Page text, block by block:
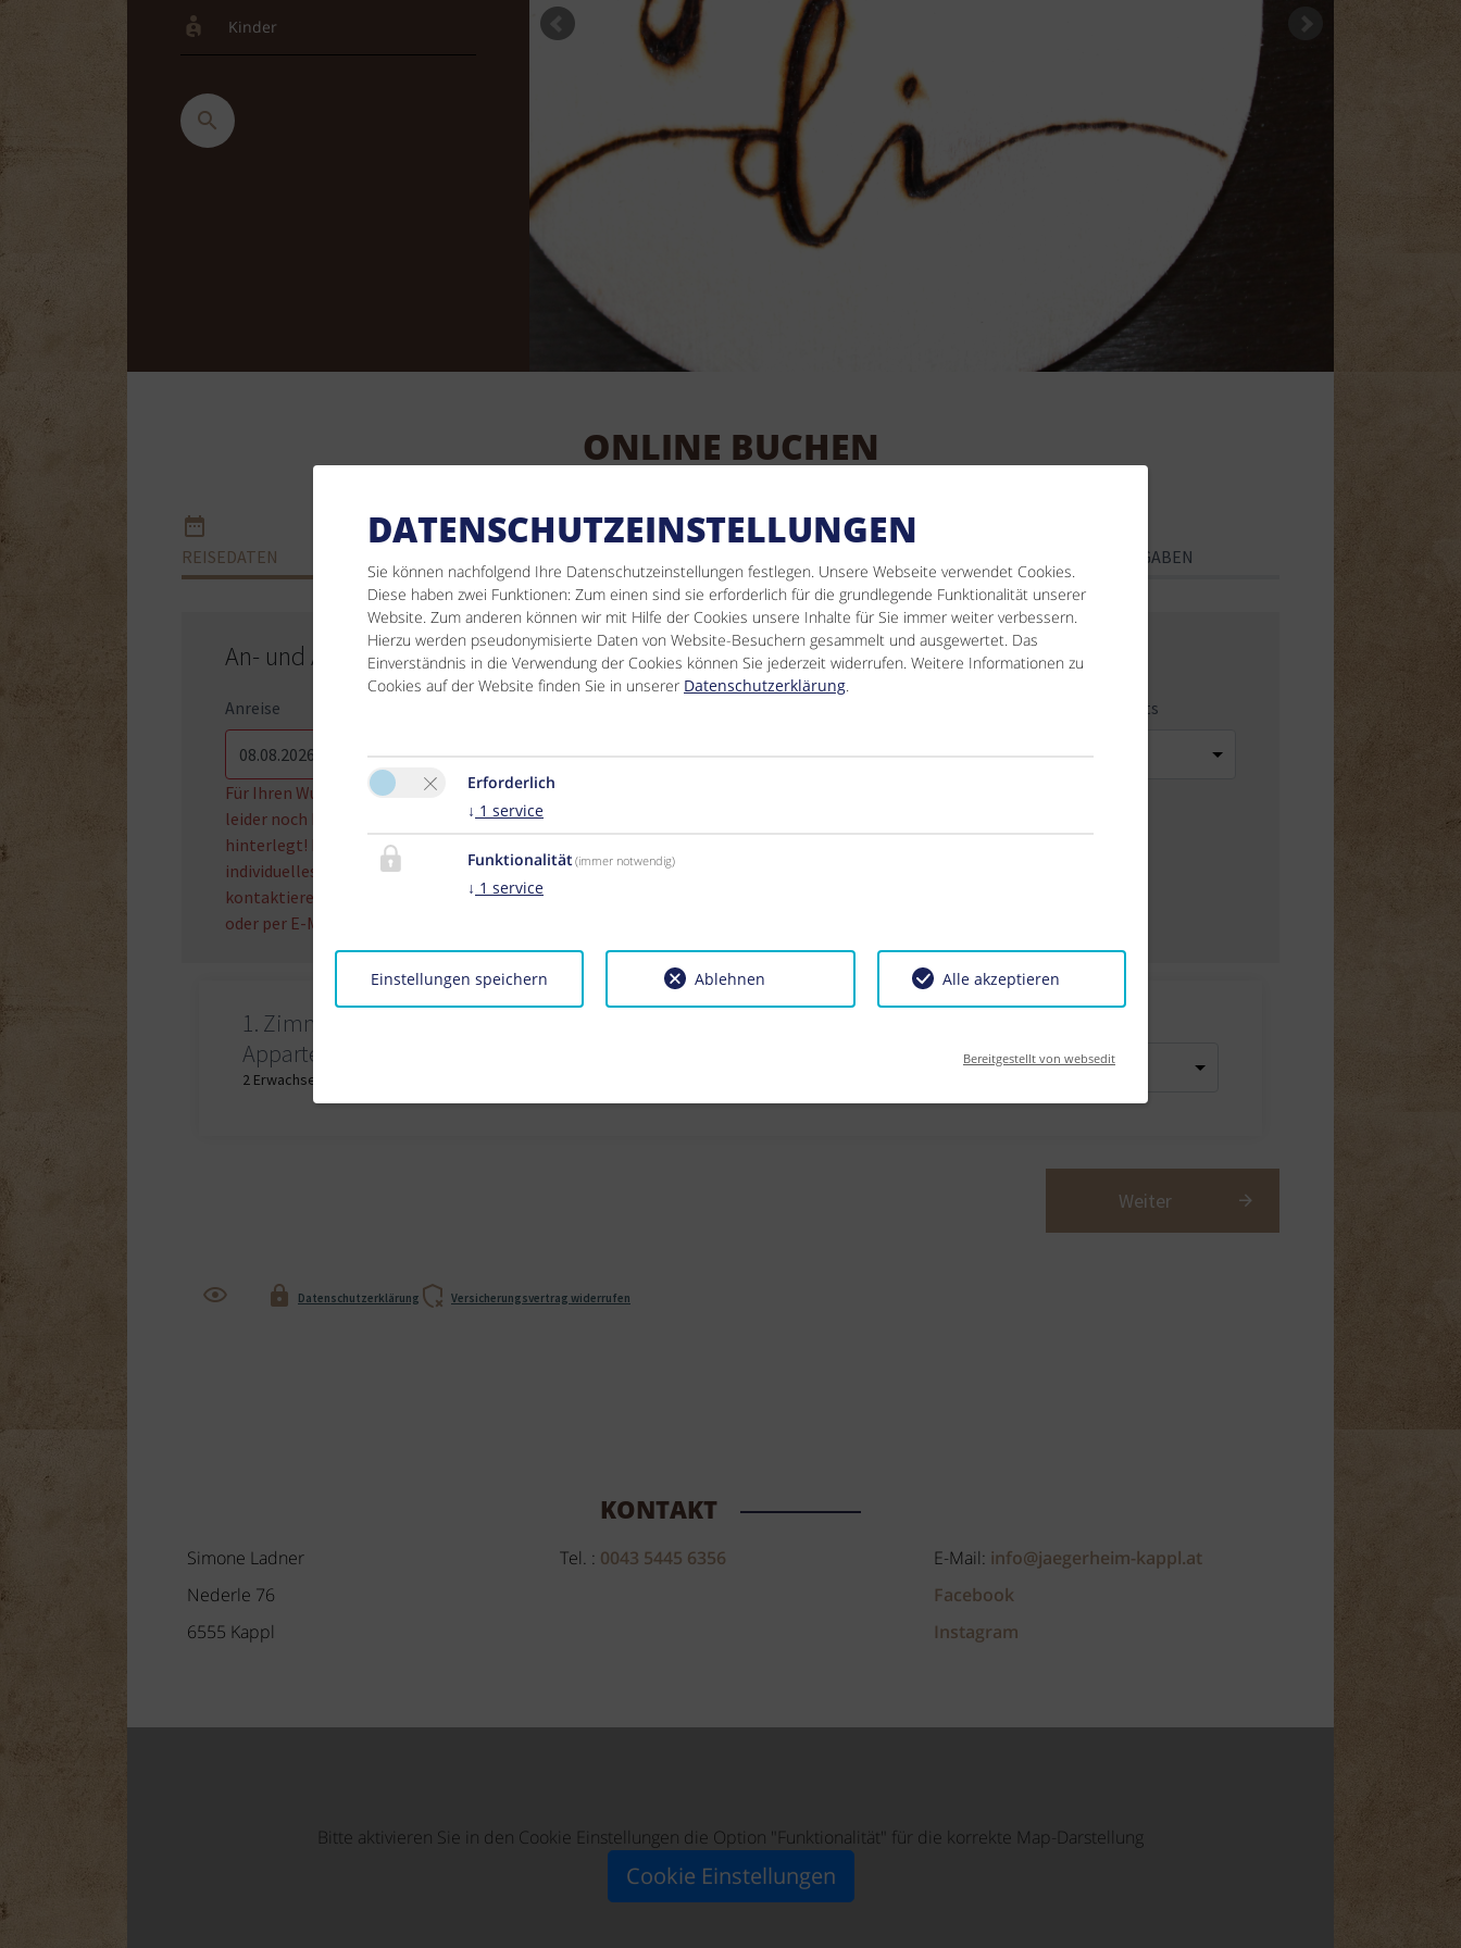
ONLINE BUCHEN
REISEDATEN PERSÖNLICHE ANGABEN
An- und Abreisetag
Anreise
Für Ihren Wunschtermin sind
leider noch keine Preise
hinterlegt! Für ein
individuelles Angebot
kontaktieren Sie uns unter
oder per E-Mail an die .
- +
Anzahl Zimmer / Appartements
1. Zimmer /
Appartement
2 Erwachsene
Weiter
Datenschutzerklärung Versicherungsvertrag widerrufen
KONTAKT
Simone Ladner
Nederle 76
6555 Kappl
Tel. : 0043 5445 6356 E-Mail: info@jaegerheim-kappl.at
Facebook
Instagram
Bitte aktivieren Sie in den Cookie Einstellungen die Option "Funktionalität" für die korrekte Map-Darstellung
Cookie Einstellungen
DATENSCHUTZEINSTELLUNGEN
Sie können nachfolgend Ihre Datenschutzeinstellungen festlegen. Unsere Webseite verwendet Cookies.
Diese haben zwei Funktionen: Zum einen sind sie erforderlich für die grundlegende Funktionalität unserer
Website. Zum anderen können wir mit Hilfe der Cookies unsere Inhalte für Sie immer weiter verbessern.
Hierzu werden pseudonymisierte Daten von Website-Besuchern gesammelt und ausgewertet. Das
Einverständnis in die Verwendung der Cookies können Sie jederzeit widerrufen. Weitere Informationen zu
Cookies auf der Website finden Sie in unserer Datenschutzerklärung.
Erforderlich
↓ 1 service
Funktionalität(immer notwendig)
↓ 1 service
Ablehnen
Einstellungen speichern Alle akzeptieren
Bereitgestellt von websedit